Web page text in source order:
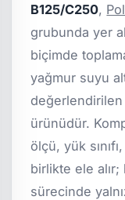
B125/C250,
grubunda yer
biçimde
yağmur suyu
ürünüdür.
ölçü, yük
birlikte ele
sürecinde